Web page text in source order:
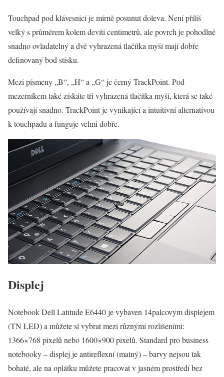
Touchpad pod klávesnicí je mírně posunut doleva. Není příliš
velký s průměrem kolem devíti centimetrů, ale povrch je pohodlně
snadno ovladatelný a dvě vyhrazená tlačítka myši mají dobře
definovaný bod stisku.
Mezi písmeny „B“, „H“ a „G“ je černý TrackPoint. Pod
mezerníkem také získáte tři vyhrazená tlačítka myši, která se také
používají snadno. TrackPoint je vynikající a intuitivní alternativou
k touchpadu a funguje velmi dobře.
Displej
Notebook Dell Latitude E6440 je vybaven 14palcovým displejem
(TN LED) a můžete si vybrat mezi různými rozlišeními:
1366×768 pixelů nebo 1600×900 pixelů. Standard pro business
notebooky – displej je antireflexní (matný) – barvy nejsou tak
bohaté, ale na oplátku můžete pracovat v jasném prostředí bez